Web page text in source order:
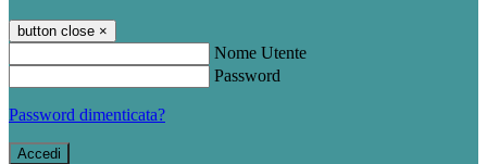
button close ×
Nome Utente
Password
Password dimenticata?